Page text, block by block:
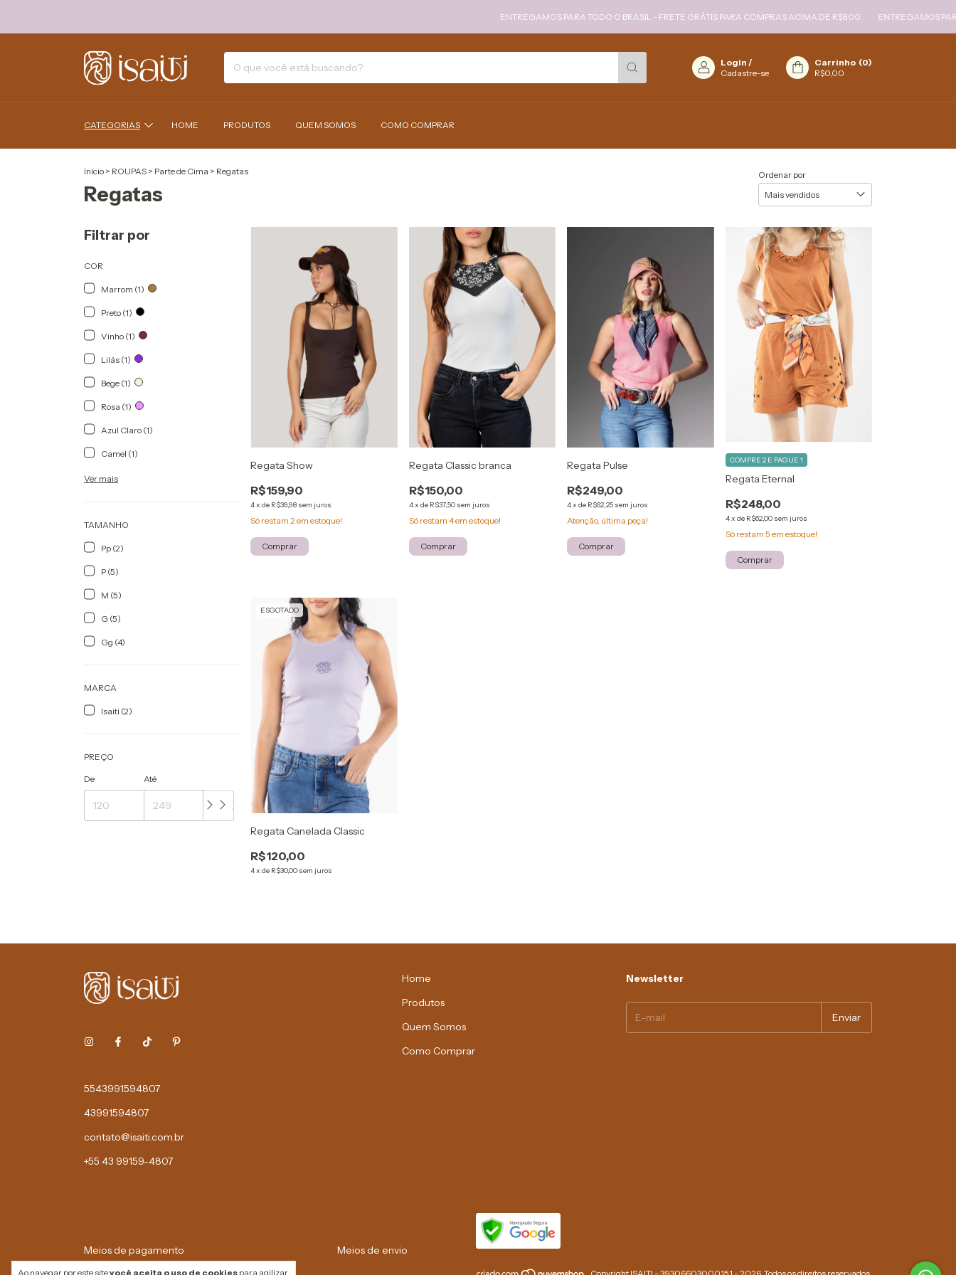
ENTREGAMOS PARA TODO O BRASIL - FRETE GRÁTIS PARA COMPRAS ACIMA DE R$800 ENTREGAMOS PARA
Login /
Cadastre-se
Carrinho (0)
R$0,00
CATEGORIAS HOME PRODUTOS QUEM SOMOS COMO COMPRAR
Ao navegar por este sitevocê aceita o uso de cookies para agilizar
Início > ROUPAS > Parte de Cima > Regatas
Regatas
Ordenar por
Filtrar por
COR
Marrom (1)
Preto (1)
Vinho (1)
Lilás (1)
Bege (1)
Rosa (1)
Azul Claro (1)
Camel (1)
Ver mais
TAMANHO
Pp (2)
P (5)
M (5)
G (5)
Gg (4)
MARCA
Isaiti (2)
PREÇO
De Até
Regata Show
R$159,90
4xde R$39,98 sem juros
Só restam2 em estoque!
Comprar
Regata Classic branca
R$150,00
4x de R$37,50 sem juros
Só restam 4em estoque!
Comprar
Regata Pulse
R$249,00
4xde R$62,25 sem juros
Atenção, última peça!
Comprar
Regata Eternal
R$248,00
4x de R$62,00 sem juros
COMPRE 2 E PAGUE 1
Só restam 5 em estoque!
Comprar
ESGOTADO
Regata Canelada Classic
R$120,00
4xde R$30,00 sem juros
5543991594807
43991594807
contato@isaiti.com.br
+55 43 99159-4807
Home
Produtos
Quem Somos
Como Comprar
Newsletter
Meios de pagamento Meios de envio